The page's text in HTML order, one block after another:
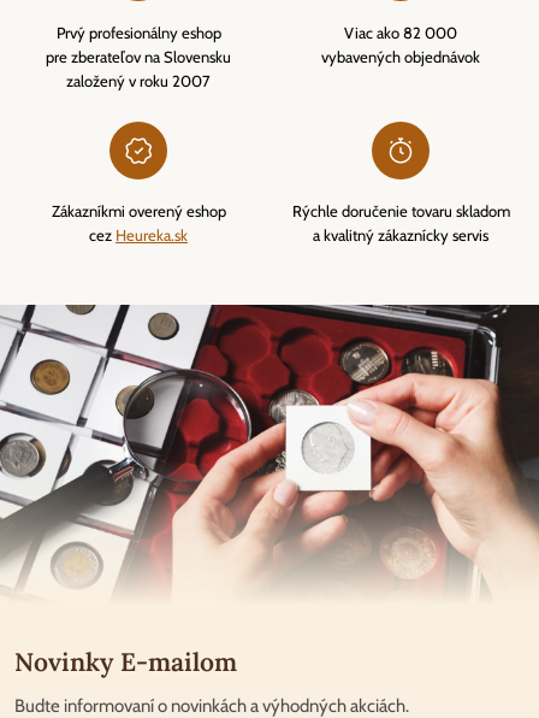
Prvý profesionálny eshop
pre zberateľov na Slovensku
založený v roku 2007
Viac ako 82 000
vybavených objednávok
Zákazníkmi overený eshop
cez Heureka.sk
Rýchle doručenie tovaru skladom
a kvalitný zákaznícky servis
Novinky E-mailom
Budte informovaní o novinkách a výhodných akciách.